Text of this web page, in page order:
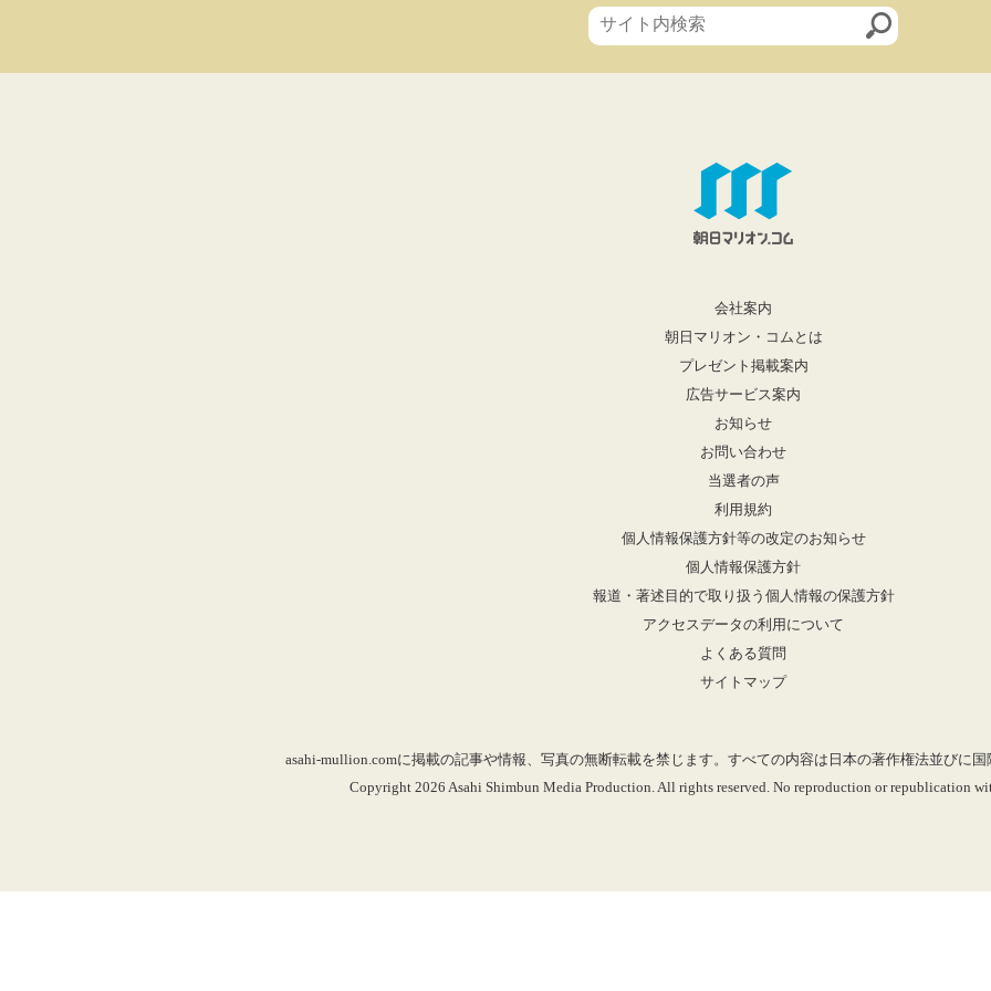
会社案内
朝日マリオン・コムとは
プレゼント掲載案内
広告サービス案内
お知らせ
お問い合わせ
当選者の声
利用規約
個人情報保護方針等の改定のお知らせ
個人情報保護方針
報道・著述目的で取り扱う個人情報の保護方針
アクセスデータの利用について
よくある質問
サイトマップ
asahi-mullion.comに掲載の記事や情報、写真の無断転載を禁じます。すべての内容は日本の著作権法並びに
Copyright 2026 Asahi Shimbun Media Production. All rights reserved. No reproduction or republication